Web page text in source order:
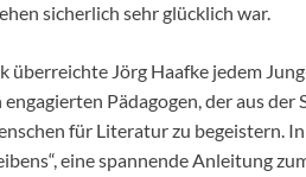
sicherlich sehr glücklich war.
überreichte Jörg Haafke jedem
engagierten Pädagogen, der aus
für Literatur zu begeistern.
eine spannende Anleitung